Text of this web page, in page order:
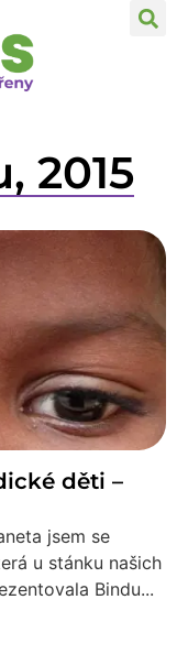
2015
děti –
jsem se
u stánku našich
Bindu...